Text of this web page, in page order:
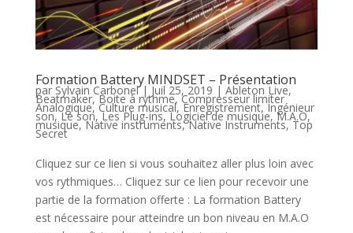
Formation Battery MINDSET – Présentation
par Sylvain Carbonel| Juil 25, 2019 | Ableton Live,
Beatmaker,Boite à rythme,Compresseur limiter
Analogique, Culture musical,Enregistrement,Ingénieur
son,Le son,Les Plug-ins,Logiciel de musique,M.A.O,
musique,Native instruments,Native Instruments,Top
Secret
Cliquez sur ce lien si vous souhaitez aller plus loin avec
vos rythmiques… Cliquez sur ce lien pour recevoir une
partie de la formation offerte : La formation Battery
est nécessaire pour atteindre un bon niveau en M.A.O